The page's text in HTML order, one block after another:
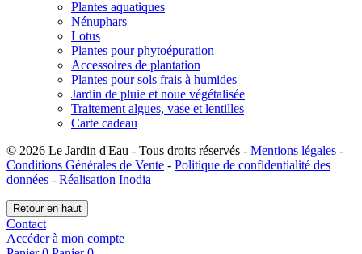
Plantes aquatiques
Nénuphars
Lotus
Plantes pour phytoépuration
Accessoires de plantation
Plantes pour sols frais à humides
Jardin de pluie et noue végétalisée
Traitement algues, vase et lentilles
Carte cadeau
© 2026 Le Jardin d'Eau - Tous droits réservés - Mentions légales -
Conditions Générales de Vente - Politique de confidentialité des
données - Réalisation Inodia
Retour en haut
Contact
Accéder à mon compte